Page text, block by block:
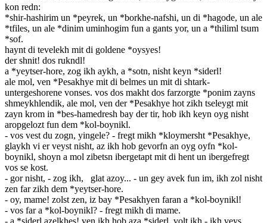
kon redn:
*shir-hashirim un *peyrek, un *borkhe-nafshi, un di *hagode, un ale
*tfiles, un ale *dinim uminhogim fun a gants yor, un a *thiliml tsum
*sof.
haynt di tevelekh mit di goldene *oysyes!
der shnit! dos rukndl!
a *yeytser-hore, zog ikh aykh, a *sotn, nisht keyn *siderl!
ale mol, ven *Pesakhye mit di belmes un mit di shtark-
untergeshorene vonses. vos dos makht dos farzorgte *ponim zayns
shmeykhlendik, ale mol, ven der *Pesakhye hot zikh tseleygt mit
zayn krom in *bes-hamedresh bay der tir, hob ikh keyn oyg nisht
aropgelozt fun dem *kol-boynikl.
- vos vest du zogn, yingele? - fregt mikh *kloymersht *Pesakhye,
glaykh vi er veyst nisht, az ikh hob gevorfn an oyg oyfn *kol-
boynikl, shoyn a mol zibetsn ibergetapt mit di hent un ibergefregt
vos se kost.
- gor nisht, - zog ikh, glat azoy... - un gey avek fun im, ikh zol nisht
zen far zikh dem *yeytser-hore.
- oy, mame! zolst zen, iz bay *Pesakhyen faran a *kol-boynikl!
- vos far a *kol-boynikl? - fregt mikh di mame.
- a *siderl azelkhes! ven ikh hob aza *siderl, volt ikh - ikh veys